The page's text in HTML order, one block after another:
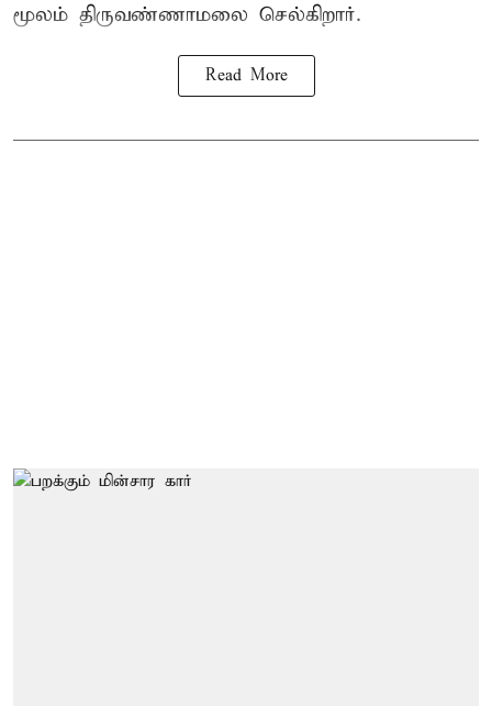
மூலம் திருவண்ணாமலை செல்கிறார்.
Read More